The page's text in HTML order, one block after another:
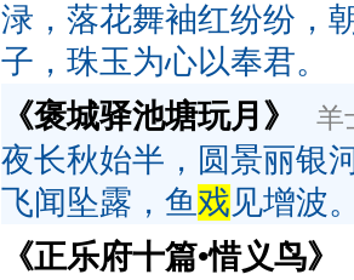
渌，落花舞袖红纷纷，
子，珠玉为心以奉君。
《褒城驿池塘玩月》
羊
夜长秋始半，圆景丽银
飞闻坠露，鱼 戏 见增波
《正乐府十篇•惜义鸟》